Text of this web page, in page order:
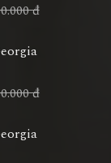
đ
đ